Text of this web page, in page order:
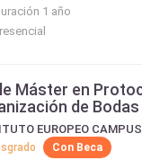
1 año
Máster en
de Bodas
Con Beca